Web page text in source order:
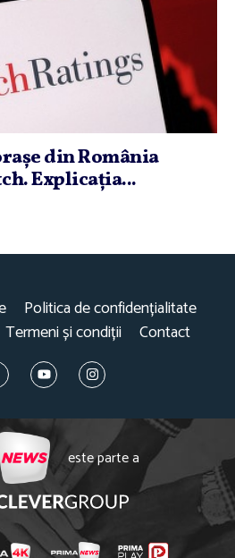
din România
Explicaţia...
Politica de confidențialitate
Termeni și condiții Contact
este parte a